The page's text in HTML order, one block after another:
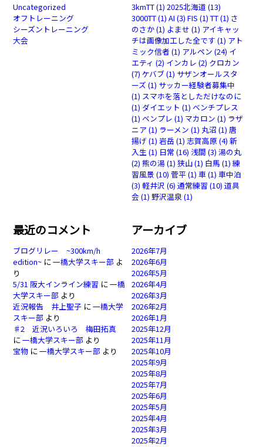
Uncategorized
オフトレーニング
シーズントレーニング
大会
3kmTT(1) 2025北海道 (13)
3000TT(1) AI (3) FIS (1) TT(1) さ
のさか(1) よませ (1) アイキャッ
チは画像加工した全です (1) アト
ミック信者 (1) アルペン (24) イ
エティ (2) インカレ (2) クロカン
(7) ケバブ(1) サザンオールスタ
ーズ (1) サッカー経験者募集中
(1) スマホを落としただけなのに
(1) ダイエット (1) ベンチプレス
(1) ベンプレ (1) マカロン (1) ラザ
ニア (1) ラーメン (1) 丸沼 (1) 唐
揚げ (1) 岩岳 (1) 志賀高原(4) 新
入生(1) 日常 (16) 浅間 (3) 湯の丸
(2) 熊の湯(1) 狭山(1) 白馬 (1) 練
習風景(10) 菅平(1) 車(1) 車中泊
(3) 軽井沢 (6) 通常練習 (10) 道具
会 (1) 野沢温泉(1)
最近のコメント
ブログリレー ~300km/h
edition~ に一橋大学スキー部 よ
り
5/31 阪大インライン練習 に一橋
大学スキー部 より
近況報告 井上聖子 に一橋大学
スキー部 より
♯2 近況いろいろ 梅田拓真
に一橋大学スキー部 より
宝物 に一橋大学スキー部 より
アーカイブ
2026年7月
2026年6月
2026年5月
2026年4月
2026年3月
2026年2月
2026年1月
2025年12月
2025年11月
2025年10月
2025年9月
2025年8月
2025年7月
2025年6月
2025年5月
2025年4月
2025年3月
2025年2月